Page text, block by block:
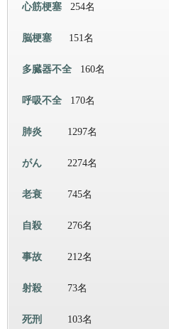
心筋梗塞 254名
脳梗塞 151名
多臓器不全 160名
呼吸不全 170名
肺炎 1297名
がん 2274名
老衰 745名
自殺 276名
事故 212名
射殺 73名
死刑 103名